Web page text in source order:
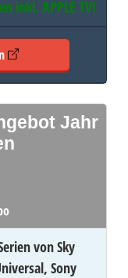
inkl. APPLE TV!
von Sky
Sony